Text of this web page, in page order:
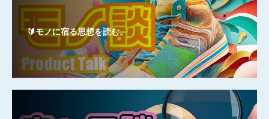
🔰モノに宿る思想を読む。